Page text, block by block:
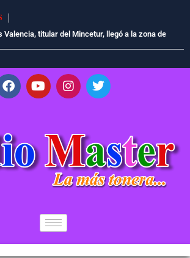
Mincetur, llegó a la zona del accidente aéreo en